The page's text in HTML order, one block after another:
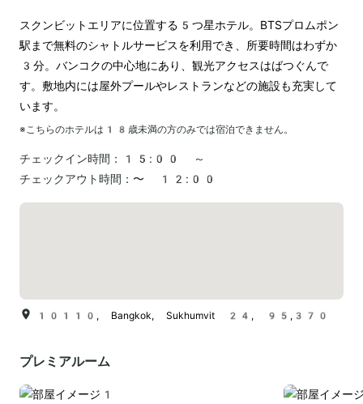
スクンビットエリアに位置する5つ星ホテル。BTSプロムポン
駅まで無料のシャトルサービスを利用でき、所要時間はわずか
3分。バンコクの中心地にあり、観光アクセスはばつぐんで
す。敷地内には屋外プールやレストランなどの施設も充実して
います。
※こちらのホテルは 18 歳未満の方のみでは宿泊できません。
チェックイン時間：
15:00 ～
チェックアウト時間： 〜 12:00
10110, Bangkok, Sukhumvit 24, 95,370
プレミアルーム